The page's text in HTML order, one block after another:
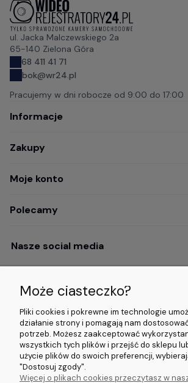
ul. Jacka Malczewskiego 2a
65-140 Zielona Góra
68 411 41 71
bok@wr24.pl
Pracujemy w dni robocze od 9:00 do 17:00
Informacje
Zakupy
Moje konto
Polecamy
Nasze social media
Opinie i wyróżnienia
5.0/5.0 (5000+
opinii)
5.0/5.0 (5000+
opinii)
Może ciasteczko?
Pliki cookies i pokrewne im technologie
działanie strony i pomagają nam
potrzeb. Możesz zaakceptować
wszystkich tych plików i przejść do sklepu
użycie plików do swoich preferencji,
"Dostosuj zgody".
Więcej o plikach cookies przeczytasz w